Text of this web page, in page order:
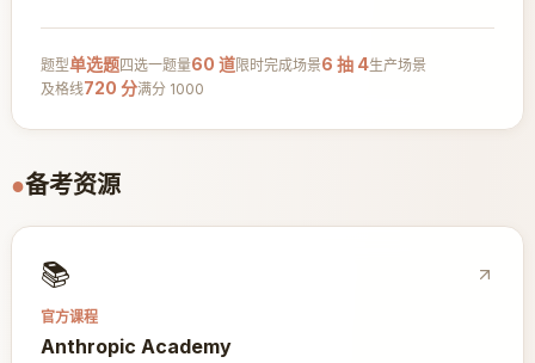
题型单选题四选一题量60 道限时完成场景6 抽 4生产场景
及格线720 分满分 1000
●备考资源
📚
官方课程
Anthropic Academy